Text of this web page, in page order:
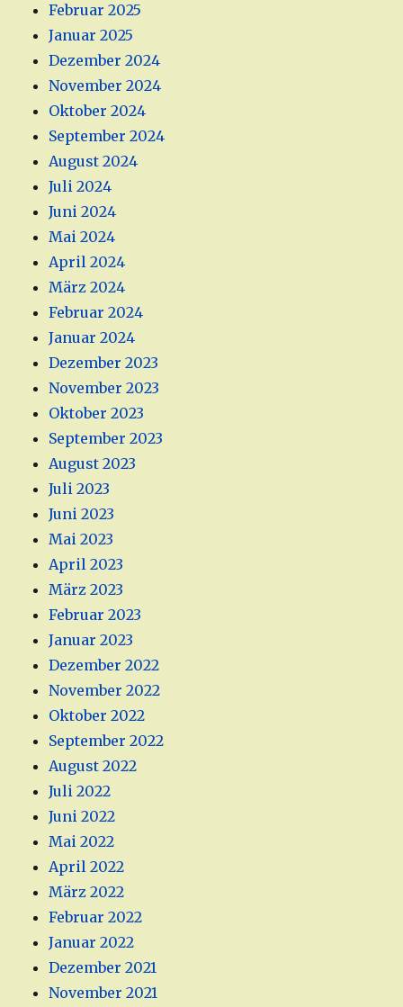
Februar 2025
Januar 2025
Dezember 2024
November 2024
Oktober 2024
September 2024
August 2024
Juli 2024
Juni 2024
Mai 2024
April 2024
März 2024
Februar 2024
Januar 2024
Dezember 2023
November 2023
Oktober 2023
September 2023
August 2023
Juli 2023
Juni 2023
Mai 2023
April 2023
März 2023
Februar 2023
Januar 2023
Dezember 2022
November 2022
Oktober 2022
September 2022
August 2022
Juli 2022
Juni 2022
Mai 2022
April 2022
März 2022
Februar 2022
Januar 2022
Dezember 2021
November 2021